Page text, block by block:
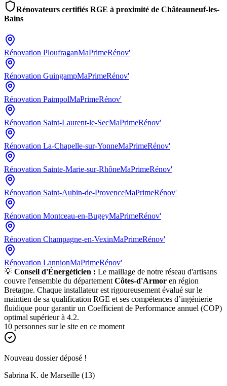
Rénovateurs certifiés RGE à proximité de Châteauneuf-les-
Bains
Rénovation PloufraganMaPrimeRénov'
Rénovation GuingampMaPrimeRénov'
Rénovation PaimpolMaPrimeRénov'
Rénovation Saint-Laurent-le-SecMaPrimeRénov'
Rénovation La-Chapelle-sur-YonneMaPrimeRénov'
Rénovation Sainte-Marie-sur-RhôneMaPrimeRénov'
Rénovation Saint-Aubin-de-ProvenceMaPrimeRénov'
Rénovation Montceau-en-BugeyMaPrimeRénov'
Rénovation Champagne-en-VexinMaPrimeRénov'
Rénovation LannionMaPrimeRénov'
💡 Conseil d'Énergéticien : Le maillage de notre réseau d'artisans
couvre l'ensemble du département Côtes-d'Armor en région
Bretagne. Chaque installateur est rigoureusement évalué sur le
maintien de sa qualification RGE et ses compétences d’ingénierie
fluidique pour garantir un Coefficient de Performance annuel (COP)
optimal supérieur à 4.2.
10 personnes sur le site en ce moment
Nouveau dossier déposé !
Sabrina K. de Marseille (13)